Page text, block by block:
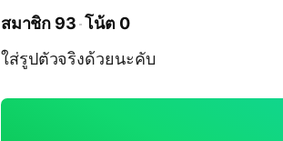
สมาชิก 93 โน้ต 0
ใส่รูปตัวจริงด้วยนะคับ